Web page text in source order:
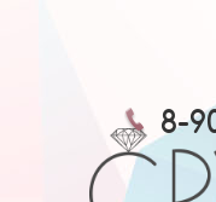
8-